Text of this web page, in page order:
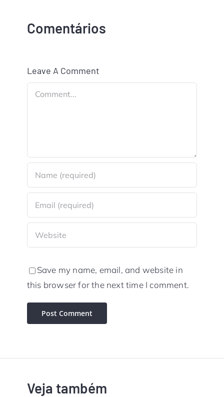
Comentários
Leave A Comment
Comment
Save my name, email, and website in
this browser for the next time I comment.
Veja também